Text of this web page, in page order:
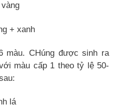
+ xanh
màu. CHúng được sinh ra
màu cấp 1 theo tỷ lệ 50-
lá